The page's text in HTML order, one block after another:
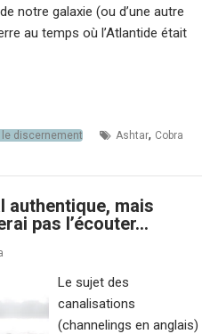
notre galaxie (ou d’une autre
au temps où l’Atlantide était
le discernement Ashtar, Cobra
authentique, mais
pas l’écouter…
Le sujet des
canalisations
(channelings en anglais)